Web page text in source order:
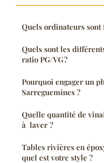
Quels ordinateurs sont
Quels sont les
ratio PG/VG ?
Pourquoi engager un
Sarreguemines ?
Quelle quantité de
à laver ?
Tables rivières en
quel est votre style ?